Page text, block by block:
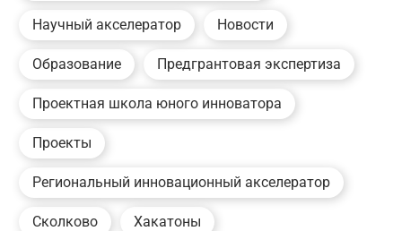
Научный акселератор Новости
Образование Предгрантовая экспертиза
Проектная школа юного инноватора
Проекты
Региональный инновационный акселератор
Сколково Хакатоны